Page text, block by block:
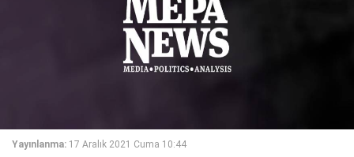
Yayınlanma: 17 Aralık 2021 Cuma 10:44